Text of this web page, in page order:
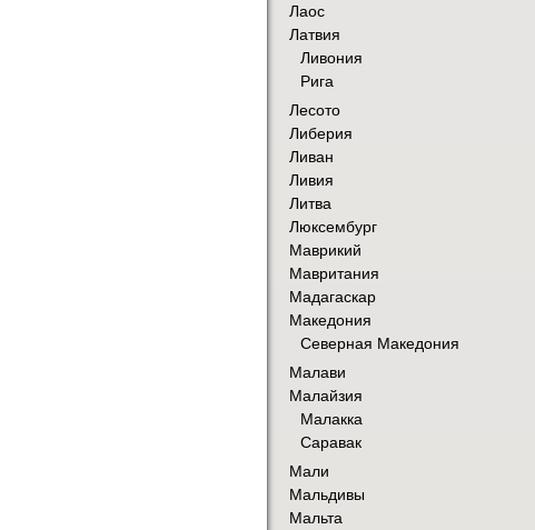
Лаос
Латвия
Ливония
Рига
Лесото
Либерия
Ливан
Ливия
Литва
Люксембург
Маврикий
Мавритания
Мадагаскар
Македония
Северная Македония
Малави
Малайзия
Малакка
Саравак
Мали
Мальдивы
Мальта